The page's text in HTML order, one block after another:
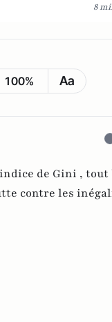
8
100% Aa
indice de Gini , tout
contre les